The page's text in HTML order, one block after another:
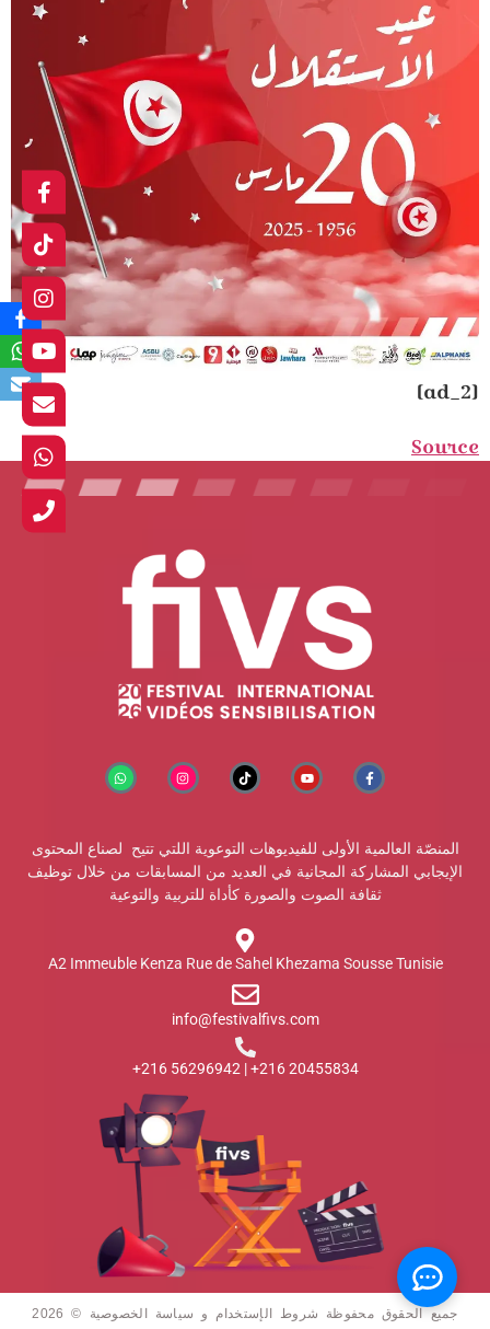
[ad_2]
Source
المنصّة العالمية الأولى للفيديوهات التوعوية اللتي تتيح لصناع المحتوى
الإيجابي المشاركة المجانية في العديد من المسابقات من خلال توظيف
ثقافة الصوت والصورة كأداة للتربية والتوعية
A2 Immeuble Kenza Rue de Sahel Khezama Sousse Tunisie
info@festivalfivs.com
20455834 216+ | 56296942 216+
جميع الحقوق محفوظة شروط الإستخدام و سياسة الخصوصية © 2026